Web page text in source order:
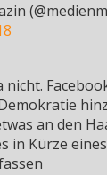
nicht.
an den
in Kürze